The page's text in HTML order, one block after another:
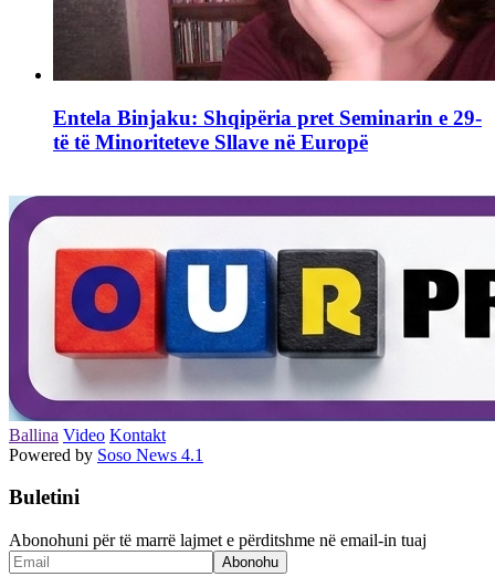
Entela Binjaku: Shqipëria pret Seminarin e 29-
të të Minoriteteve Sllave në Europë
Ballina Video Kontakt
Powered by Soso News 4.1
Buletini
Abonohuni për të marrë lajmet e përditshme në email-in tuaj
Abonohu